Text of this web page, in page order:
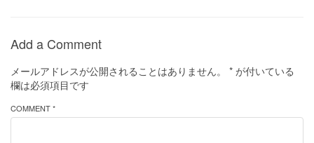
Add a Comment
メールアドレスが公開されることはありません。 * が付いている
欄は必須項目です
COMMENT *